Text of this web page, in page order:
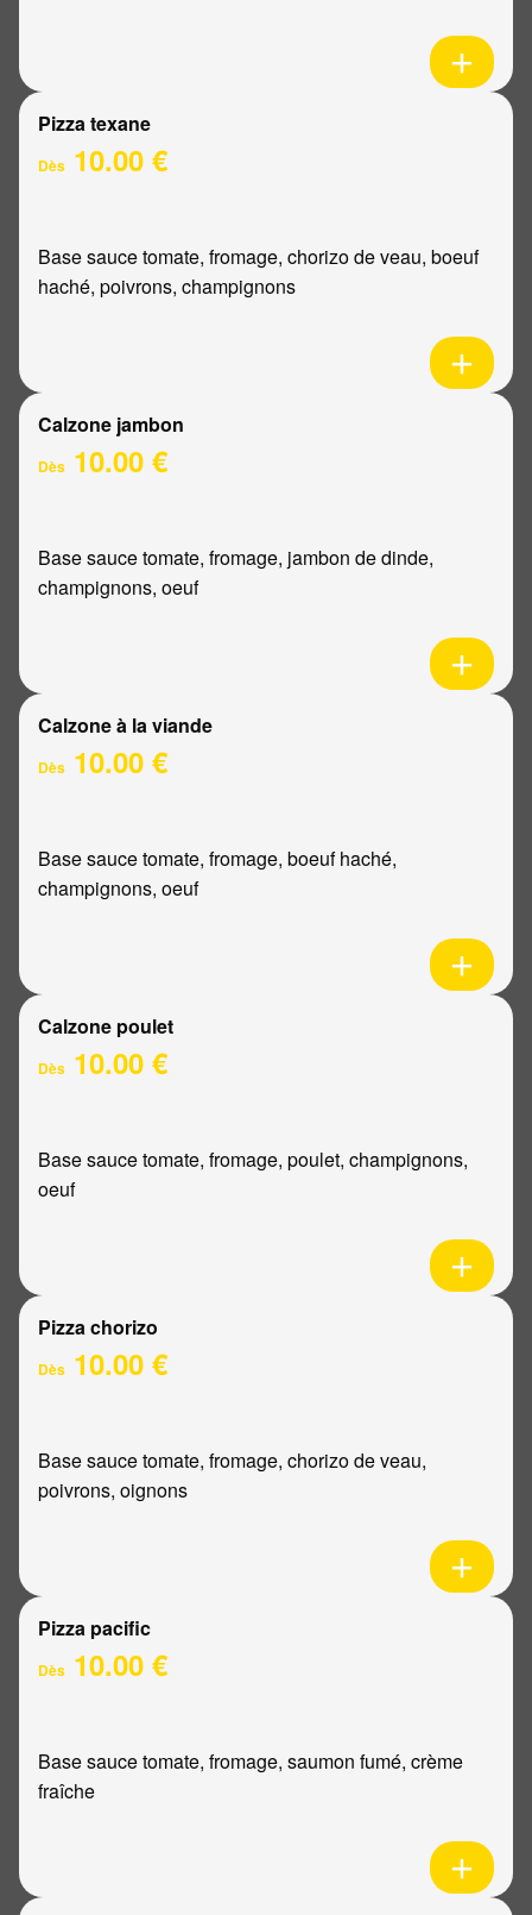
Pizza texane
Dès 10.00 €
Base sauce tomate, fromage, chorizo de veau, boeuf
haché, poivrons, champignons
Calzone jambon
Dès 10.00 €
Base sauce tomate, fromage, jambon de dinde,
champignons, oeuf
Calzone à la viande
Dès 10.00 €
Base sauce tomate, fromage, boeuf haché,
champignons, oeuf
Calzone poulet
Dès 10.00 €
Base sauce tomate, fromage, poulet, champignons,
oeuf
Pizza chorizo
Dès 10.00 €
Base sauce tomate, fromage, chorizo de veau,
poivrons, oignons
Pizza pacific
Dès 10.00 €
Base sauce tomate, fromage, saumon fumé, crème
fraîche